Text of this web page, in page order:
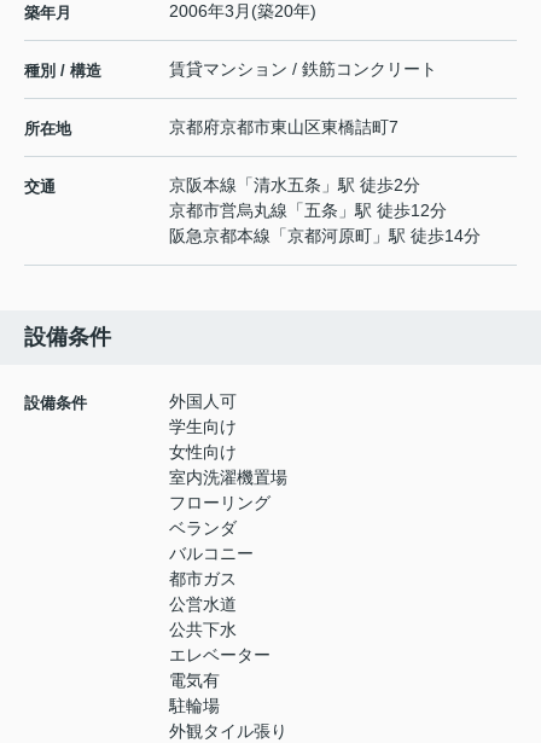
築年月 2006年3月(築20年)
種別 / 構造 賃貸マンション / 鉄筋コンクリート
所在地 京都府京都市東山区東橋詰町7
交通 京阪本線 「清水五条 」駅 徒歩2分
京都市営烏丸線 「五条 」駅 徒歩12分
阪急京都本線 「京都河原町 」駅 徒歩14分
設備条件
設備条件
外国人可
学生向け
女性向け
室内洗濯機置場
フローリング
ベランダ
バルコニー
都市ガス
公営水道
公共下水
エレベーター
電気有
駐輪場
外観タイル張り